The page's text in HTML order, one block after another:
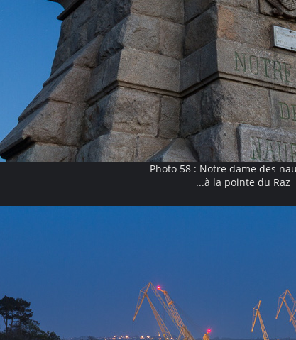
Photo 58 : Notre dame des
...à la pointe du Raz